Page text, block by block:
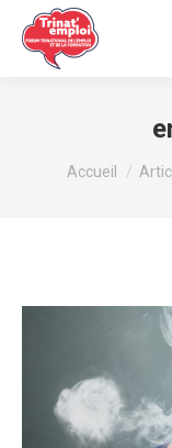
Vous êtes ici
Accueil